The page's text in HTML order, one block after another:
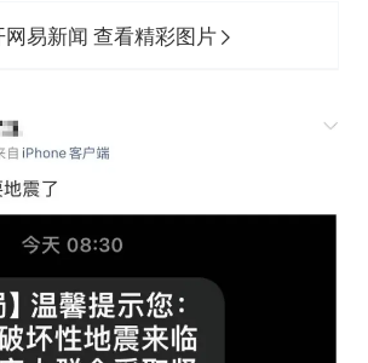
网易新闻 查看精彩图片